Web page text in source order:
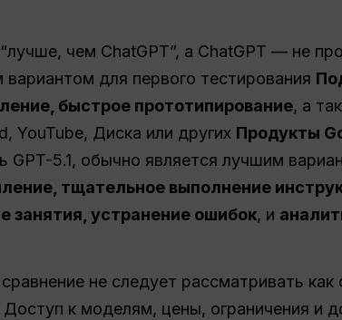
чем ChatGPT”, а ChatGPT — не
для первого тестирования
быстрое прототипирование, а
YouTube, Диска или других Продукты
5.1, обычно является лучшим
тщательное выполнение
занятия, устранение ошибок, и
не следует рассматривать
Доступ к моделям, цены, ограничения и